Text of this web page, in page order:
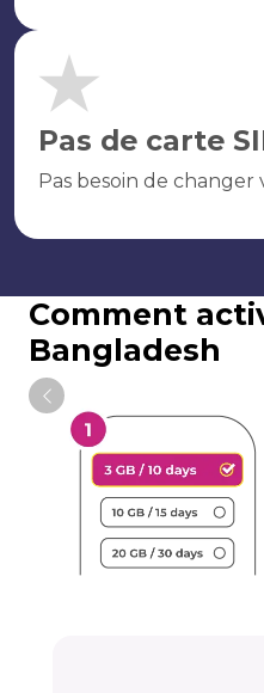
Pas de carte
Pas besoin de changer
Comment
Bangladesh